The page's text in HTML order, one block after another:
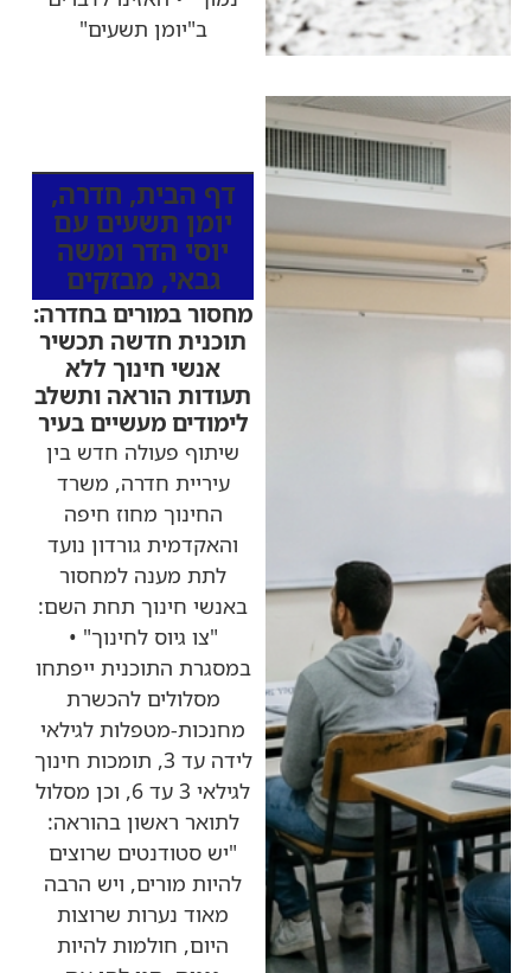
ב"יומן תשעים"
דף הבית, חדרה,
יומן תשעים עם
יוסי הדר ומשה
גבאי, מבזקים
מחסור במורים בחדרה:
תוכנית חדשה תכשיר
אנשי חינוך ללא
תעודות הוראה ותשלב
לימודים מעשיים בעיר
שיתוף פעולה חדש בין
עיריית חדרה, משרד
החינוך מחוז חיפה
והאקדמית גורדון נועד
לתת מענה למחסור
באנשי חינוך תחת השם:
"צו גיוס לחינוך" •
במסגרת התוכנית ייפתחו
מסלולים להכשרת
מחנכות-מטפלות לגילאי
לידה עד 3, תומכות חינוך
לגילאי 3 עד 6, וכן מסלול
לתואר ראשון בהוראה:
"יש סטודנטים שרוצים
להיות מורים, ויש הרבה
מאוד נערות שרוצות
היום, חולמות להיות